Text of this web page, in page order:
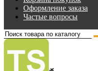
Оформление заказа
Частые вопросы